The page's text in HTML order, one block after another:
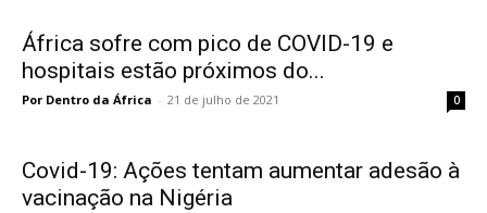
África sofre com pico de COVID-19 e
hospitais estão próximos do...
Por Dentro da África - 21 de julho de 2021 0
Covid-19: Ações tentam aumentar adesão à
vacinação na Nigéria